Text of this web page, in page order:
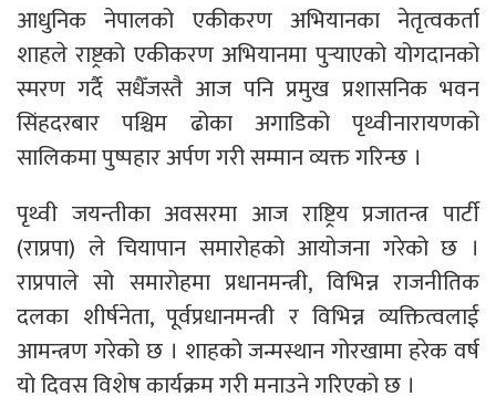
आधुनिक नेपालको एकीकरण अभियानका नेतृत्वकर्ता
शाहले राष्ट्रको एकीकरण अभियानमा पुर्‍याएको योगदानको
स्मरण गर्दै सधैँजस्तै आज पनि प्रमुख प्रशासनिक भवन
सिंहदरबार पश्चिम ढोका अगाडिको पृथ्वीनारायणको
सालिकमा पुष्पहार अर्पण गरी सम्मान व्यक्त गरिन्छ ।
पृथ्वी जयन्तीका अवसरमा आज राष्ट्रिय प्रजातन्त्र पार्टी
(राप्रपा) ले चियापान समारोहको आयोजना गरेको छ ।
राप्रपाले सो समारोहमा प्रधानमन्त्री, विभिन्न राजनीतिक
दलका शीर्षनेता, पूर्वप्रधानमन्त्री र विभिन्न व्यक्तित्वलाई
आमन्त्रण गरेको छ । शाहको जन्मस्थान गोरखामा हरेक वर्ष
यो दिवस विशेष कार्यक्रम गरी मनाउने गरिएको छ ।